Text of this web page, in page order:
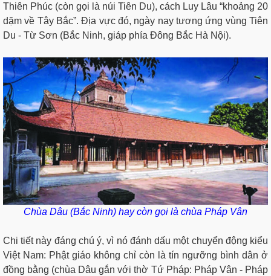
Thiên Phúc (còn gọi là núi Tiên Du), cách Luy Lâu “khoảng 20
dặm về Tây Bắc”. Địa vực đó, ngày nay tương ứng vùng Tiên
Du - Từ Sơn (Bắc Ninh, giáp phía Đông Bắc Hà Nội).
Chùa Dâu (Bắc Ninh) hay còn gọi là chùa Pháp Vân
Chi tiết này đáng chú ý, vì nó đánh dấu một chuyển động kiểu
Việt Nam: Phật giáo không chỉ còn là tín ngưỡng bình dân ở
đồng bằng (chùa Dâu gắn với thờ Tứ Pháp: Pháp Vân - Pháp